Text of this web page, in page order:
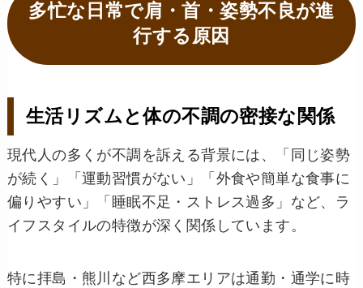
多忙な日常で肩・首・姿勢不良が進
行する原因
生活リズムと体の不調の密接な関係
現代人の多くが不調を訴える背景には、「同じ姿勢
が続く」「運動習慣がない」「外食や簡単な食事に
偏りやすい」「睡眠不足・ストレス過多」など、ラ
イフスタイルの特徴が深く関係しています。
特に拝島・熊川など西多摩エリアは通勤・通学に時